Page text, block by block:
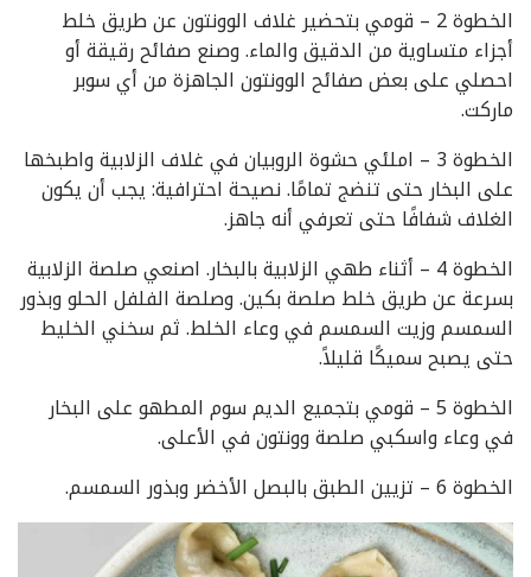
الخطوة 2 – قومي بتحضير غلاف الوونتون عن طريق خلط
أجزاء متساوية من الدقيق والماء. وصنع صفائح رقيقة أو
احصلي على بعض صفائح الوونتون الجاهزة من أي سوبر
ماركت.
الخطوة 3 – املئي حشوة الروبيان في غلاف الزلابية واطبخها
على البخار حتى تنضج تمامًا. نصيحة احترافية: يجب أن يكون
الغلاف شفافًا حتى تعرفي أنه جاهز.
الخطوة 4 – أثناء طهي الزلابية بالبخار. اصنعي صلصة الزلابية
بسرعة عن طريق خلط صلصة بكين. وصلصة الفلفل الحلو وبذور
السمسم وزيت السمسم في وعاء الخلط. ثم سخني الخليط
حتى يصبح سميكًا قليلاً.
الخطوة 5 – قومي بتجميع الديم سوم المطهو ​​على البخار
في وعاء واسكبي صلصة وونتون في الأعلى.
الخطوة 6 – تزيين الطبق بالبصل الأخضر وبذور السمسم.